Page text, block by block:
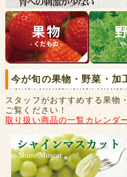
今が旬の果物・野菜・加
スタッフがおすすめする果物
ご覧ください！
取り扱い商品の一覧カレンダ